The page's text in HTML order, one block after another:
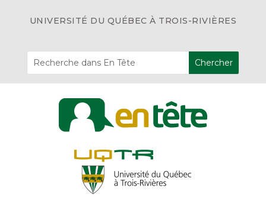
UNIVERSITÉ DU QUÉBEC À TROIS-RIVIÈRES